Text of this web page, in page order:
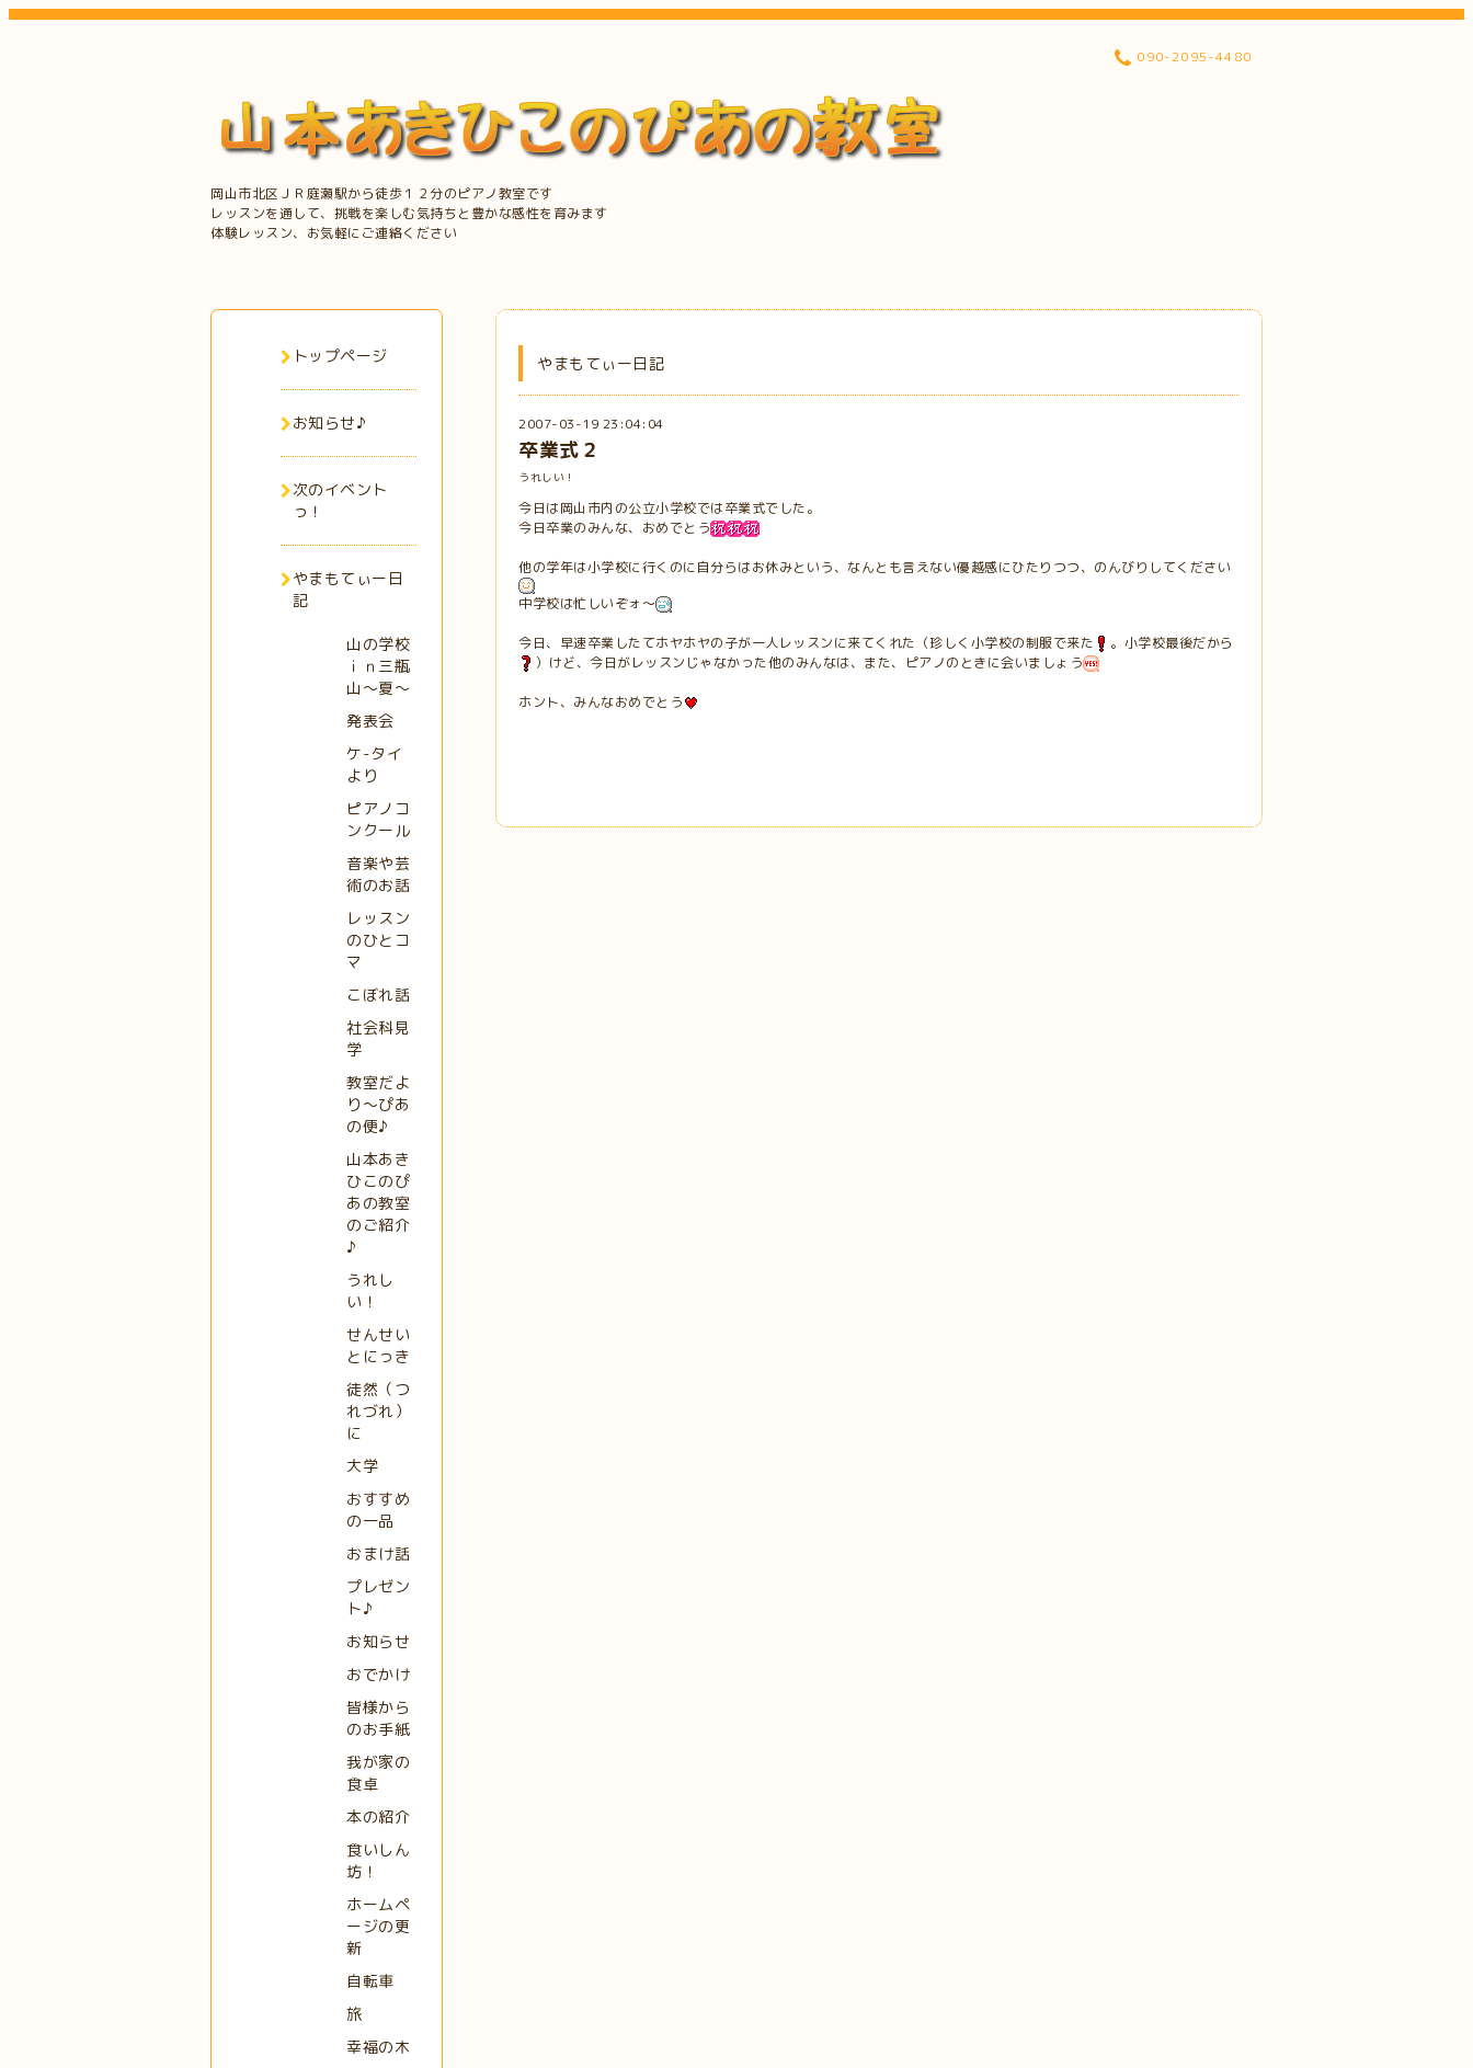
岡山市北区ＪＲ庭瀬駅から徒歩１２分のピアノ教室です
レッスンを通して、挑戦を楽しむ気持ちと豊かな感性を育みます
体験レッスン、お気軽にご連絡ください
090-2095-4480
やまもてぃー日記
2007-03-19 23:04:04
卒業式２
うれしい！
今日は岡山市内の公立小学校では卒業式でした。
今日卒業のみんな、おめでとう
他の学年は小学校に行くのに自分らはお休みという、なんとも言えない優越感にひたりつつ、のんびりしてください
中学校は忙しいぞォ～
今日、早速卒業したてホヤホヤの子が一人レッスンに来てくれた（珍しく小学校の制服で来た
。小学校最後だから
）けど、今日がレッスンじゃなかった他のみんなは、また、ピアノのときに会いましょう
ホント、みんなおめでとう
トップページ
お知らせ♪
次のイベント
っ！
やまもてぃー日
記
山の学校
ｉｎ三瓶
山～夏～
発表会
ケ-タイ
より
ピアノコ
ンクール
音楽や芸
術のお話
レッスン
のひとコ
マ
こぼれ話
社会科見
学
教室だよ
り～ぴあ
の便♪
山本あき
ひこのぴ
あの教室
のご紹介
♪
うれし
い！
せんせい
とにっき
徒然（つ
れづれ）
に
大学
おすすめ
の一品
おまけ話
プレゼン
ト♪
お知らせ
おでかけ
皆様から
のお手紙
我が家の
食卓
本の紹介
食いしん
坊！
ホームペ
ージの更
新
自転車
旅
幸福の木